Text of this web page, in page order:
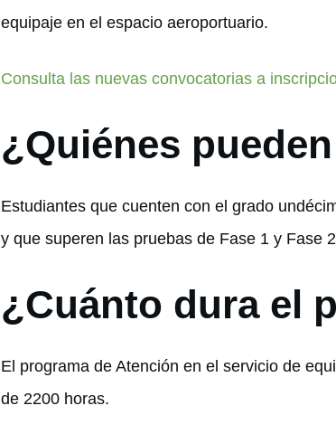
equipaje en el espacio aeroportuario.
Consulta las nuevas convocatorias a
¿Quiénes
Estudiantes que cuenten con el grado
y que superen las pruebas de Fase 1 y Fase
¿Cuánto dura el
El programa de Atención en el servicio de
de 2200 horas.